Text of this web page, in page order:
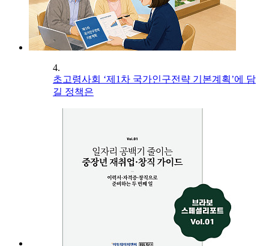
4.
초고령사회 ‘제1차 국가인구전략 기본계획’에 담
길 정책은